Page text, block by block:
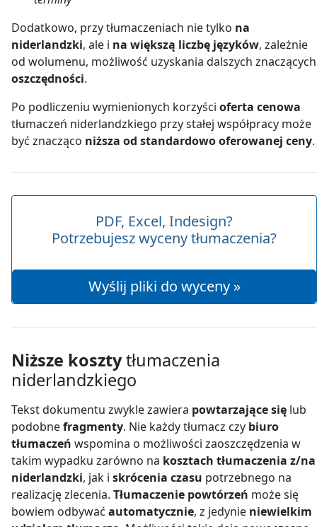
Dodatkowo, przy tłumaczeniach nie tylko na
niderlandzki, ale i na większą liczbę języków, zależnie
od wolumenu, możliwość uzyskania dalszych znaczących
oszczędności.
Po podliczeniu wymienionych korzyści oferta cenowa
tłumaczeń niderlandzkiego przy stałej współpracy może
być znacząco niższa od standardowo oferowanej ceny.
PDF, Excel, Indesign?
Potrzebujesz wyceny tłumaczenia?
Wyślij pliki do wyceny »
Niższe kosztytłumaczenia
niderlandzkiego
Tekst dokumentu zwykle zawiera powtarzające się lub
podobnefragmenty. Nie każdy tłumacz czy biuro
tłumaczeń wspomina o możliwości zaoszczędzenia w
takim wypadku zarówno na kosztach tłumaczenia z/na
niderlandzki, jak i skrócenia czasu potrzebnego na
realizację zlecenia. Tłumaczenie powtórzeń może się
bowiem odbywać automatycznie, z jedynie niewielkim